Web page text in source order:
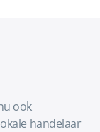
ook
handelaar